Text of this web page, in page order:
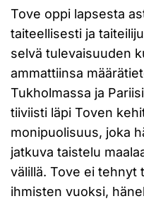
Tove oppi lapsesta
taiteellisesti ja
selvä tulevaisuuden
ammattiinsa
Tukholmassa ja
tiiviisti läpi Toven
monipuolisuus, joka
jatkuva taistelu
välillä. Tove ei tehnyt
ihmisten vuoksi,